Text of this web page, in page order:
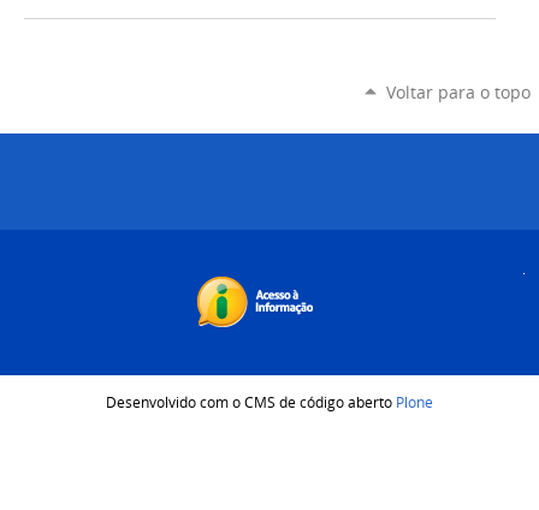
Voltar para o topo
Desenvolvido com o CMS de código aberto Plone